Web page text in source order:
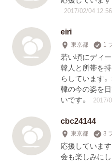
2017/02/04 12:56
eiri
東京都 1
若い頃にディ
韓人と所帯を
らしています
韓の今の姿を
いです。
2017/
cbc24144
東京都 3
応援していま
会も楽しみに